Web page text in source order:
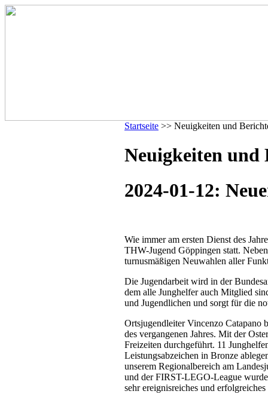
Startseite >> Neuigkeiten und
Neuigkeiten und
2024-01-12:
Wie immer am ersten Dienst des
THW-Jugend Göppingen statt.
turnusmäßigen Neuwahlen aller
Die Jugendarbeit wird in der
dem alle Junghelfer auch Mitglied
und Jugendlichen und sorgt für die
Ortsjugendleiter Vincenzo Catapano
des vergangenen Jahres. Mit der
Freizeiten durchgeführt. 11
Leistungsabzeichen in Bronze
unserem Regionalbereich am
und der FIRST-LEGO-League
sehr ereignisreiches und erfolgreiches